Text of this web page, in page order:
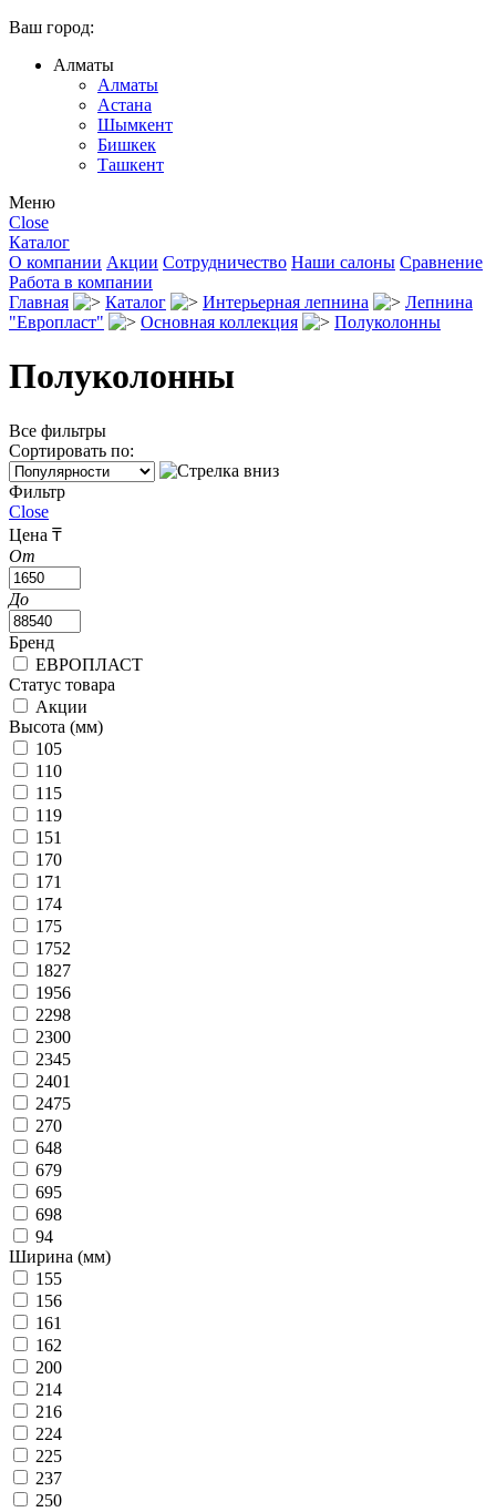
Ваш город:
Алматы
Алматы
Астана
Шымкент
Бишкек
Ташкент
Меню
Close
Каталог
О компании Акции Сотрудничество Наши салоны Сравнение
Работа в компании
Главная
Каталог Интерьерная лепнина
Лепнина
"Европласт"
Основная коллекция Полуколонны
Полуколонны
Все фильтры
Сортировать по:
Фильтр
Close
Цена ₸
От
До
Бренд
ЕВРОПЛАСТ
Статус товара
Акции
Высота (мм)
105
110
115
119
151
170
171
174
175
1752
1827
1956
2298
2300
2345
2401
2475
270
648
679
695
698
94
Ширина (мм)
155
156
161
162
200
214
216
224
225
237
250